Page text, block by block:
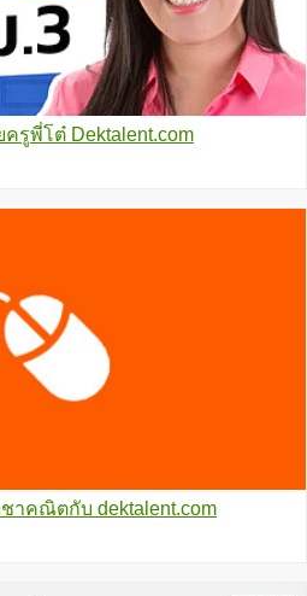
รูพี่โต๋ Dektalent.com
าคณิตกับ dektalent.com